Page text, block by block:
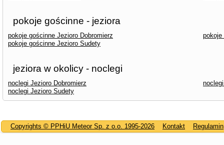
pokoje gościnne - jeziora
pokoje gościnne Jezioro Dobromierz
pokoje gościnne Jezioro Sudety
jeziora w okolicy - noclegi
noclegi Jezioro Dobromierz
noclegi Jezioro Sudety
Copyrights © PPHiU Meteor Sp. z o.o. 1995-2026 Kontakt Regulamin